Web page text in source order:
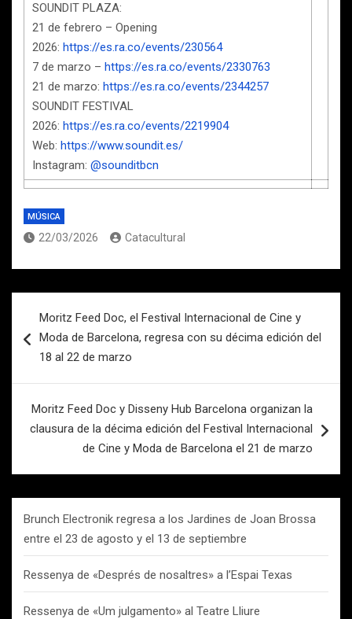
SOUNDIT PLAZA:
21 de febrero – Opening
2026: https://es.ra.co/events/230564
7 de marzo – https://es.ra.co/events/2330763
21 de marzo: https://es.ra.co/events/2344257
SOUNDIT FESTIVAL
2026: https://es.ra.co/events/2219904
Web: https://www.soundit.es/
Instagram: @sounditbcn
MÚSICA
22/03/2026 Catacultural
de
entradas
Moritz Feed Doc, el Festival Internacional de Cine y
Moda de Barcelona, regresa con su décima edición del
18 al 22 de marzo
Moritz Feed Doc y Disseny Hub Barcelona organizan la
clausura de la décima edición del Festival Internacional
de Cine y Moda de Barcelona el 21 de marzo
Brunch Electronik regresa a los Jardines de Joan Brossa
entre el 23 de agosto y el 13 de septiembre
Ressenya de «Després de nosaltres» a l’Espai Texas
Ressenya de «Um julgamento» al Teatre Lliure